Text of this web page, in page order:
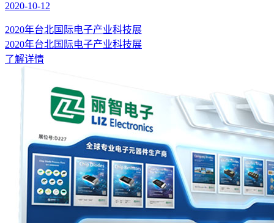
2020-10-12
2020年台北国际电子产业科技展
2020年台北国际电子产业科技展
了解详情